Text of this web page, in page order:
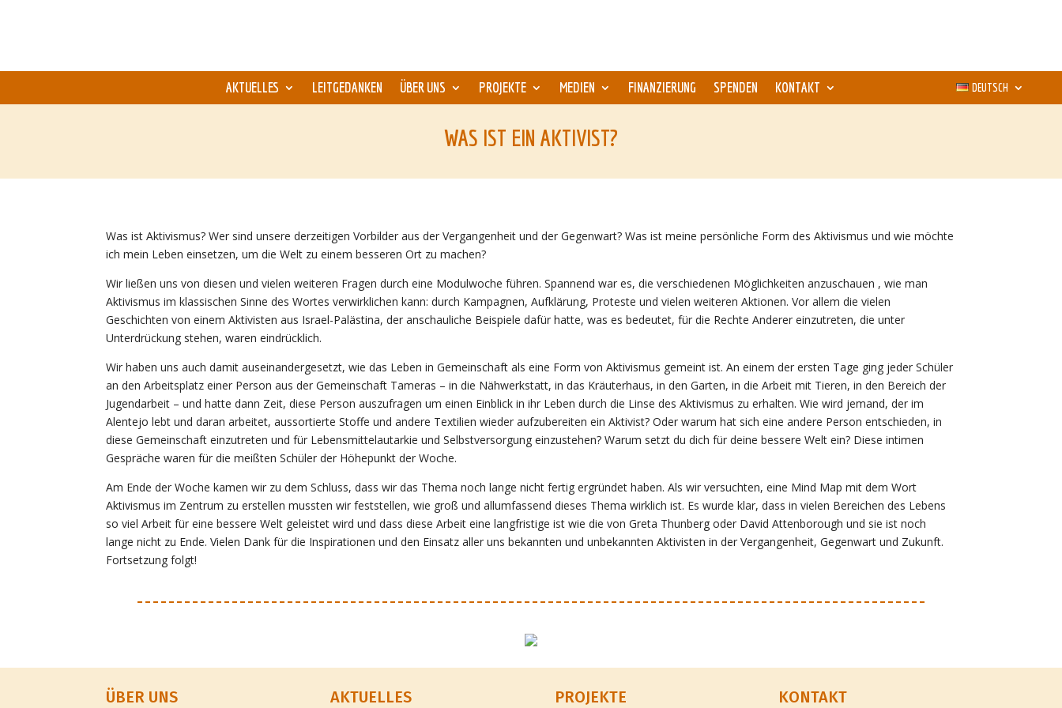
AKTUELLES LEITGEDANKEN ÜBER UNS PROJEKTE MEDIEN FINANZIERUNG SPENDEN KONTAKT DEUTSCH
WAS IST EIN AKTIVIST?
Was ist Aktivismus? Wer sind unsere derzeitigen Vorbilder aus der Vergangenheit und der Gegenwart? Was ist meine persönliche Form des Aktivismus und wie möchte
ich mein Leben einsetzen, um die Welt zu einem besseren Ort zu machen?
Wir ließen uns von diesen und vielen weiteren Fragen durch eine Modulwoche führen. Spannend war es, die verschiedenen Möglichkeiten anzuschauen , wie man
Aktivismus im klassischen Sinne des Wortes verwirklichen kann: durch Kampagnen, Aufklärung, Proteste und vielen weiteren Aktionen. Vor allem die vielen
Geschichten von einem Aktivisten aus Israel-Palästina, der anschauliche Beispiele dafür hatte, was es bedeutet, für die Rechte Anderer einzutreten, die unter
Unterdrückung stehen, waren eindrücklich.
Wir haben uns auch damit auseinandergesetzt, wie das Leben in Gemeinschaft als eine Form von Aktivismus gemeint ist. An einem der ersten Tage ging jeder Schüler
an den Arbeitsplatz einer Person aus der Gemeinschaft Tameras – in die Nähwerkstatt, in das Kräuterhaus, in den Garten, in die Arbeit mit Tieren, in den Bereich der
Jugendarbeit – und hatte dann Zeit, diese Person auszufragen um einen Einblick in ihr Leben durch die Linse des Aktivismus zu erhalten. Wie wird jemand, der im
Alentejo lebt und daran arbeitet, aussortierte Stoffe und andere Textilien wieder aufzubereiten ein Aktivist? Oder warum hat sich eine andere Person entschieden, in
diese Gemeinschaft einzutreten und für Lebensmittelautarkie und Selbstversorgung einzustehen? Warum setzt du dich für deine bessere Welt ein? Diese intimen
Gespräche waren für die meißten Schüler der Höhepunkt der Woche.
Am Ende der Woche kamen wir zu dem Schluss, dass wir das Thema noch lange nicht fertig ergründet haben. Als wir versuchten, eine Mind Map mit dem Wort
Aktivismus im Zentrum zu erstellen mussten wir feststellen, wie groß und allumfassend dieses Thema wirklich ist. Es wurde klar, dass in vielen Bereichen des Lebens
so viel Arbeit für eine bessere Welt geleistet wird und dass diese Arbeit eine langfristige ist wie die von Greta Thunberg oder David Attenborough und sie ist noch
lange nicht zu Ende. Vielen Dank für die Inspirationen und den Einsatz aller uns bekannten und unbekannten Aktivisten in der Vergangenheit, Gegenwart und Zukunft.
Fortsetzung folgt!
ÜBER UNS AKTUELLES PROJEKTE KONTAKT